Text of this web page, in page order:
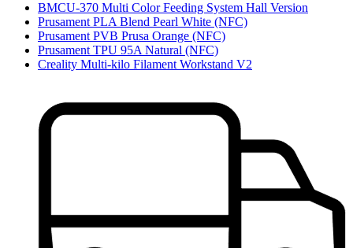
BMCU-370 Multi Color Feeding System Hall Version
Prusament PLA Blend Pearl White (NFC)
Prusament PVB Prusa Orange (NFC)
Prusament TPU 95A Natural (NFC)
Creality Multi-kilo Filament Workstand V2